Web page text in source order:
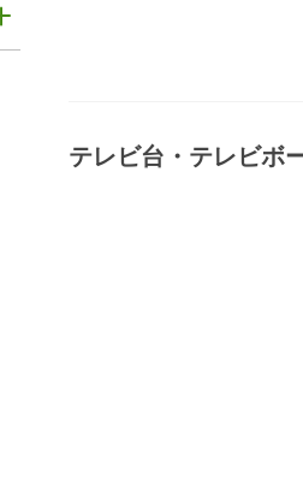
テレビ台・テレビボ